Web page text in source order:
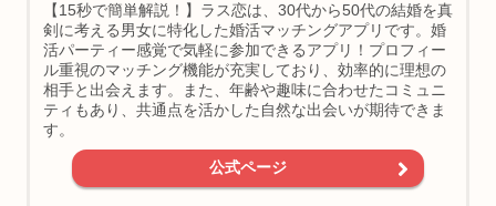
【15秒で簡単解説！】ラス恋は、30代から50代の結婚を真
剣に考える男女に特化した婚活マッチングアプリです。婚
活パーティー感覚で気軽に参加できるアプリ！プロフィー
ル重視のマッチング機能が充実しており、効率的に理想の
相手と出会えます。また、年齢や趣味に合わせたコミュニ
ティもあり、共通点を活かした自然な出会いが期待できま
す。
公式ページ